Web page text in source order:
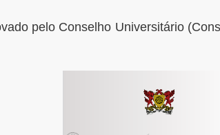
pelo Conselho Universitário